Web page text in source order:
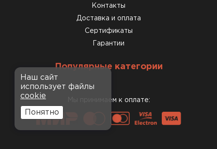
Контакты
Доставка и оплата
Сертификаты
Гарантии
Популярные категории
Мы принимаем к оплате:
Наш сайт
использует файлы
cookie
Понятно